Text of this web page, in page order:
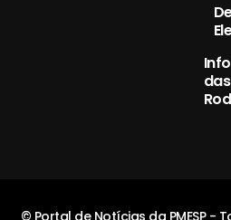
das
© Portal de Notícias da PMESP -